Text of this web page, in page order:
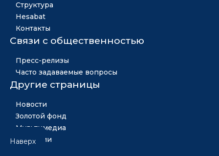
Структура
Hesabat
Контакты
Связи с общественностью
Пресс-релизы
Часто задаваемые вопросы
Другие страницы
Новости
Золотой фонд
Мультимедиа
Вакансии
Наверх